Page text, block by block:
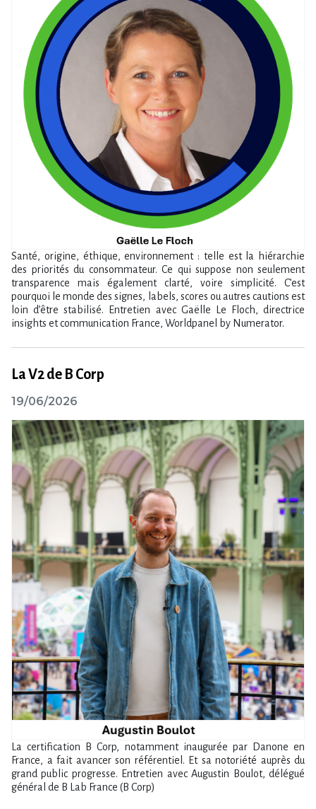
Santé, origine, éthique, environnement : telle est la hiérarchie
des priorités du consommateur. Ce qui suppose non seulement
transparence mais également clarté, voire simplicité. C’est
pourquoi le monde des signes, labels, scores ou autres cautions est
loin d’être stabilisé. Entretien avec Gaëlle Le Floch, directrice
insights et communication France, Worldpanel by Numerator.
La V2 de B Corp
19/06/2026
La certification B Corp, notamment inaugurée par Danone en
France, a fait avancer son référentiel. Et sa notoriété auprès du
grand public progresse. Entretien avec Augustin Boulot, délégué
général de B Lab France (B Corp)